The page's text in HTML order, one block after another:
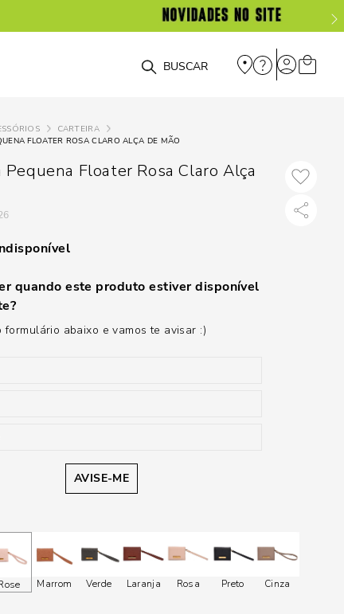
O que você está procurando?
CARTEIRA
FLOATER ROSA CLARO ALÇA DE MÃO
Pequena Floater Rosa Claro Alça
quando este produto estiver disponível
formulário abaixo e vamos te avisar :)
AVISE-ME
Marrom Verde Laranja Rosa Preto Cinza